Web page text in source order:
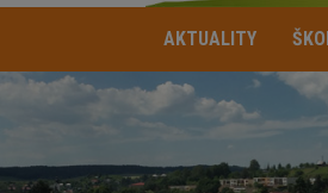
AKTUALITY